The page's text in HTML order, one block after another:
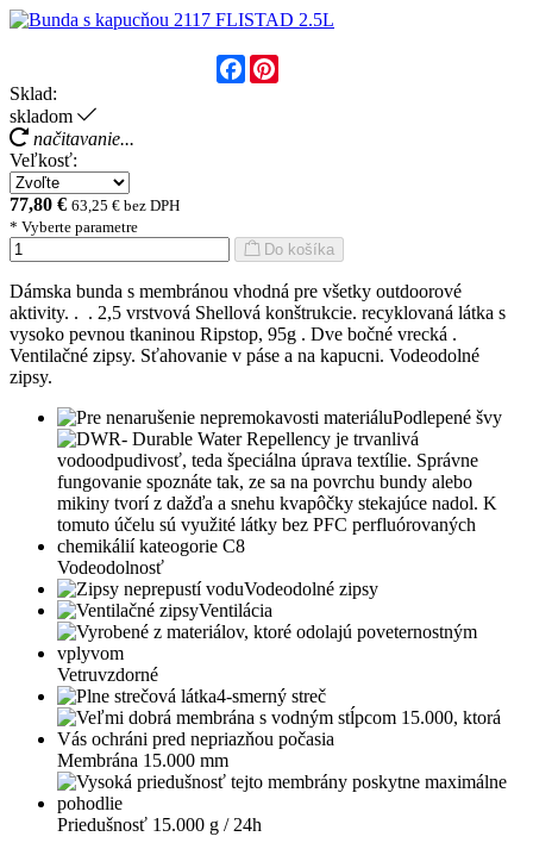
Facebook
Sklad:
skladom
načitavanie...
Veľkosť:
77,80 € 63,25 € bez DPH
* Vyberte parametre
Do košíka
Dámska bunda s membránou vhodná pre všetky outdoorové
aktivity. . . 2,5 vrstvová Shellová konštrukcie. recyklovaná látka s
vysoko pevnou tkaninou Ripstop, 95g . Dve bočné vrecká .
Ventilačné zipsy. Sťahovanie v páse a na kapucni. Vodeodolné
zipsy.
Podlepené švy
Vodeodolnosť
Vodeodolné zipsy
Ventilácia
Vetruvzdorné
4-smerný streč
Membrána 15.000 mm
Priedušnosť 15.000 g / 24h